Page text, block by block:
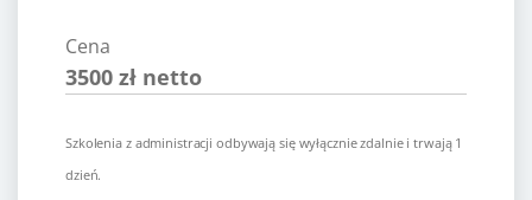
Cena
3500 zł netto
Szkolenia z administracji odbywają się wyłącznie zdalnie i trwają 1
dzień.